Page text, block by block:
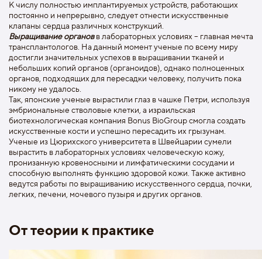
К числу полностью имплантируемых устройств, работающих
постоянно и непрерывно, следует отнести искусственные
клапаны сердца различных конструкций.
Выращивание органовв лабораторных условиях – главная мечта
трансплантологов. На данный момент ученые по всему миру
достигли значительных успехов в выращивании тканей и
небольших копий органов (органоидов), однако полноценных
органов, подходящих для пересадки человеку, получить пока
никому не удалось.
Так, японские ученые вырастили глаз в чашке Петри, используя
эмбриональные стволовые клетки, а израильская
биотехнологическая компания Bonus BioGroup смогла создать
искусственные кости и успешно пересадить их грызунам.
Ученые из Цюрихского университета в Швейцарии сумели
вырастить в лабораторных условиях человеческую кожу,
пронизанную кровеносными и лимфатическими сосудами и
способную выполнять функцию здоровой кожи. Также активно
ведутся работы по выращиванию искусственного сердца, почки,
легких, печени, мочевого пузыря и других органов.
От теории к практике